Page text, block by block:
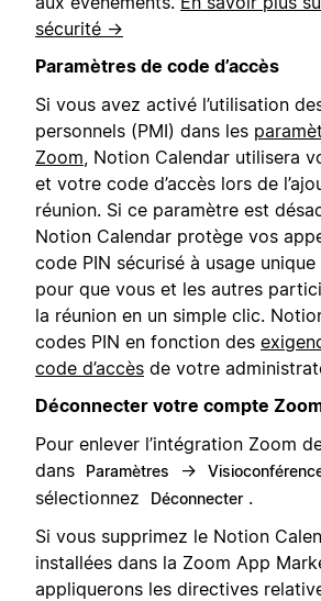
sécurité →
Paramètres de code d’accès
Si vous avez activé l’utilisation
personnels (PMI) dans les
Zoom , Notion Calendar utilisera
et votre code d’accès lors de
réunion. Si ce paramètre est
Notion Calendar protège vos
code PIN sécurisé à usage
pour que vous et les autres
la réunion en un simple clic.
codes PIN en fonction des
code d’accès de votre
Déconnecter votre compte
Pour enlever l’intégration Zoom
dans
Paramètres →
sélectionnez
Déconnecter .
Si vous supprimez le Notion
installées dans la Zoom App
appliquerons les directives